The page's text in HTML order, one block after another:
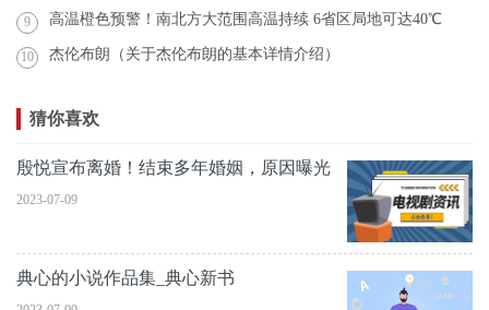
9 高温橙色预警！南北方大范围高温持续 6省区局地可达40℃
10 杰伦布朗（关于杰伦布朗的基本详情介绍）
猜你喜欢
殷悦宣布离婚！结束多年婚姻，原因曝光
2023-07-09
典心的小说作品集_典心新书